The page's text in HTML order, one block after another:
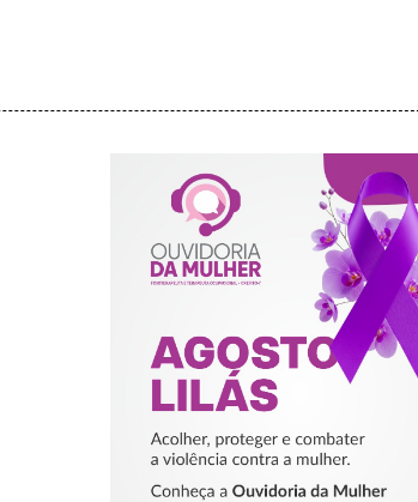
AGOSTO LILÁS –
ACOLHER,
PROTEGER E
COMBATER A
VIOLÊNCIA
CONTRA A
MULHER